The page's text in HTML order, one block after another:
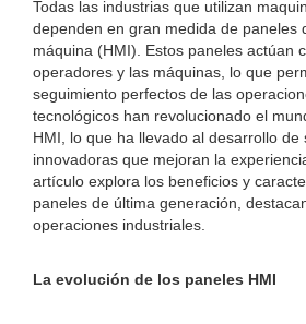
Todas las industrias que utilizan
dependen en gran medida de paneles
máquina (HMI). Estos paneles actúan
operadores y las máquinas, lo que
seguimiento perfectos de las
tecnológicos han revolucionado el
HMI, lo que ha llevado al desarrollo de
innovadoras que mejoran la
artículo explora los beneficios y
paneles de última generación,
operaciones industriales.
La evolución de los paneles HMI